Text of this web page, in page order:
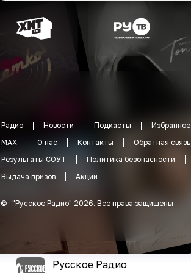
Радио Новости Подкасты Избранное
MAX
О нас Контакты Обратная связь
Результаты СОУТ
Политика безопасности
Выдача призов
Акции
© "Русское Радио" 2026. Все права защищены
Русское Радио